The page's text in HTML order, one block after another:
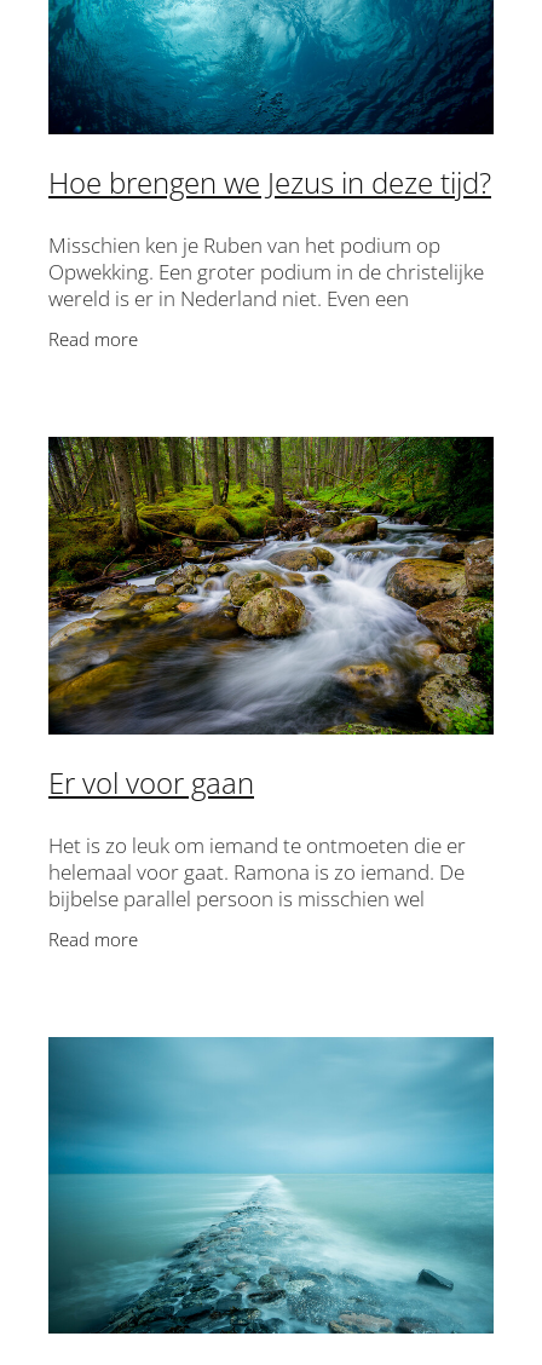
Hoe brengen we Jezus in deze tijd?
Misschien ken je Ruben van het podium op
Opwekking. Een groter podium in de christelijke
wereld is er in Nederland niet. Even een
disclaimer - daar gaat dit interview niet over. Als
je straks start z
Read more
Er vol voor gaan
Het is zo leuk om iemand te ontmoeten die er
helemaal voor gaat. Ramona is zo iemand. De
bijbelse parallel persoon is misschien wel
Petrus, of in dit geval dan Petra… Petrus ging er
ook helemaal
Read more